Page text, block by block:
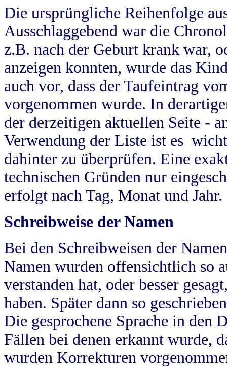
Die ursprüngliche Reihenfolge
Ausschlaggebend war die
z.B. nach der Geburt krank war,
anzeigen konnten, wurde das
auch vor, dass der Taufeintrag
vorgenommen wurde. In
der derzeitigen aktuellen Seite -
Verwendung der Liste ist es
dahinter zu überprüfen. Eine
technischen Gründen nur
erfolgt nach Tag, Monat und Jahr.
Schreibweise der Namen
Bei den Schreibweisen der
Namen wurden offensichtlich so
verstanden hat, oder besser
haben. Später dann so
Die gesprochene Sprache in
Fällen bei denen erkannt wurde,
wurden Korrekturen